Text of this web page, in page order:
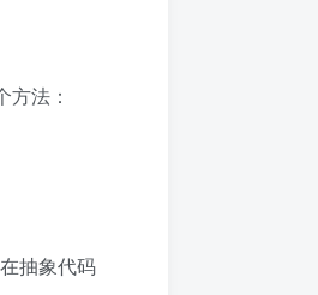
方法：
抽象代码